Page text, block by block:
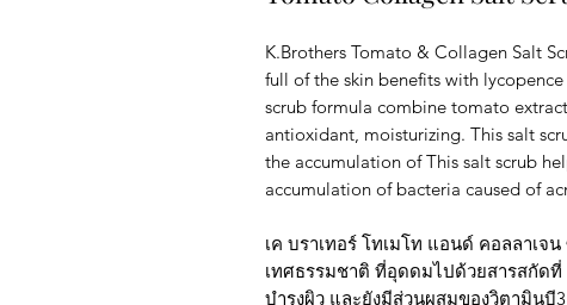
K.Brothers Tomato & Collagen Salt
full of the skin benefits with
scrub formula combine tomato
antioxidant, moisturizing. This salt
the accumulation of This salt scrub
accumulation of bacteria caused of
เค บราเทอร์ โทเมโท แอนด์ คอลลาเจ
เทศธรรมชาติ ที่อุดดมไปด้วยสารสกัด
บำรุงผิว และยังมีส่วนผสมของวิตามินบี